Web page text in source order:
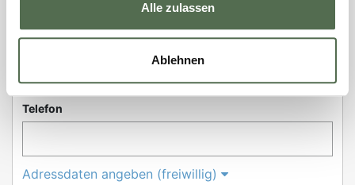
Alle zulassen
Ablehnen
Telefon
Adressdaten angeben (freiwillig)